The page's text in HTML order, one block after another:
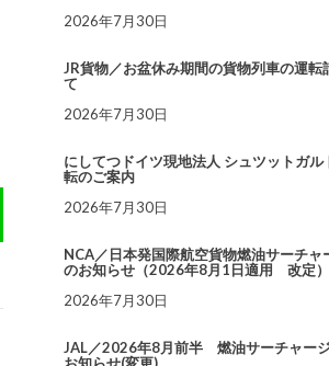
2026年7月30日
JR貨物／お盆休み期間の貨物列車の運転
て
2026年7月30日
にしてつドイツ現地法人 シュツットガル
転のご案内
2026年7月30日
NCA／日本発国際航空貨物燃油サーチャ
のお知らせ（2026年8月1日適用 改定）
2026年7月30日
JAL／2026年8月前半 燃油サーチャー
お知らせ(変更)